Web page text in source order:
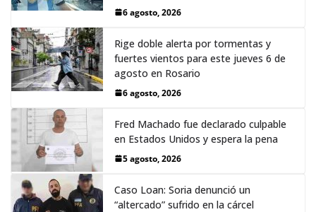
6 agosto, 2026
Rige doble alerta por tormentas y
fuertes vientos para este jueves 6 de
agosto en Rosario
6 agosto, 2026
Fred Machado fue declarado culpable
en Estados Unidos y espera la pena
5 agosto, 2026
Caso Loan: Soria denunció un
“altercado” sufrido en la cárcel